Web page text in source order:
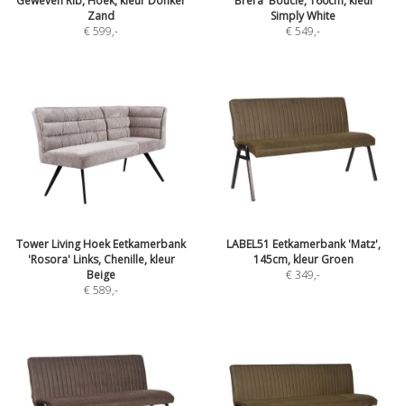
Zand
€ 599,-
Simply White
€ 549,-
Tower Living Hoek Eetkamerbank
'Rosora' Links, Chenille, kleur
Beige
€ 589,-
LABEL51 Eetkamerbank 'Matz',
145cm, kleur Groen
€ 349,-